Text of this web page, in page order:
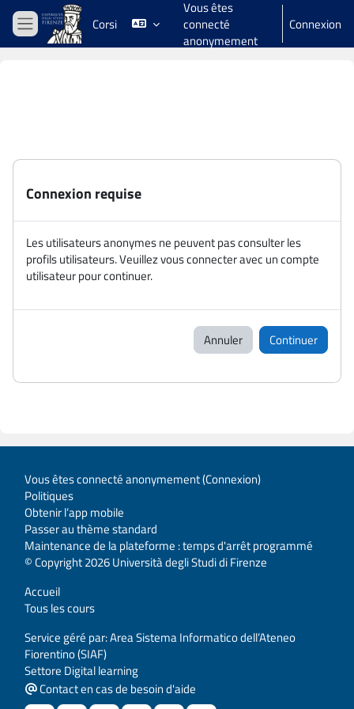
Passer au contenu principal
Panneau latéral
Corsi
Vous êtes
connecté
anonymement
Connexion
Connexion requise
Les utilisateurs anonymes ne peuvent pas consulter les
profils utilisateurs. Veuillez vous connecter avec un compte
utilisateur pour continuer.
Annuler Continuer
Vous êtes connecté anonymement (Connexion)
Politiques
Obtenir l’app mobile
Passer au thème standard
Maintenance de la plateforme : temps d'arrêt programmé
© Copyright 2026 Università degli Studi di Firenze
Accueil
Tous les cours
Service géré par: Area Sistema Informatico dell’Ateneo
Fiorentino (SIAF)
Settore Digital learning
Contact en cas de besoin d'aide